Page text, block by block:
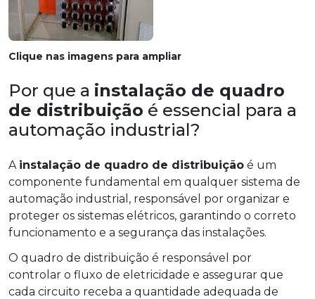
Clique nas imagens para ampliar
Por que a instalação de quadro
de distribuição é essencial para a
automação industrial?
A instalação de quadro de distribuição é um
componente fundamental em qualquer sistema de
automação industrial, responsável por organizar e
proteger os sistemas elétricos, garantindo o correto
funcionamento e a segurança das instalações.
O quadro de distribuição é responsável por
controlar o fluxo de eletricidade e assegurar que
cada circuito receba a quantidade adequada de